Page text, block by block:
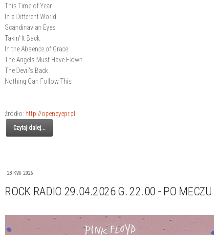
This Time of Year
In a Different World
Scandinavian Eyes
Takin' It Back
In the Absence of Grace
The Angels Must Have Flown
The Devil's Back
Nothing Can Follow This
źródło: http://openeyepr.pl
Czytaj dalej...
28 KWI 2026
ROCK RADIO 29.04.2026 G. 22.00 - PO MECZU